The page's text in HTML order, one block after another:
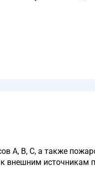
А, В, С, а также
внешним источникам